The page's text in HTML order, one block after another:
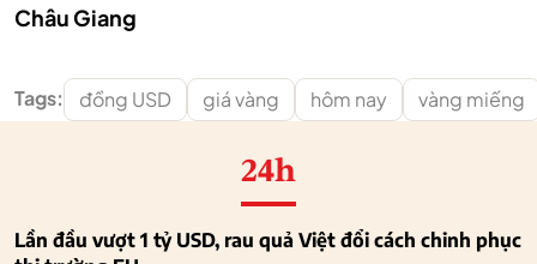
Châu Giang
Tags: đồng USD giá vàng hôm nay vàng miếng
24h
Lần đầu vượt 1 tỷ USD, rau quả Việt đổi cách chinh phục